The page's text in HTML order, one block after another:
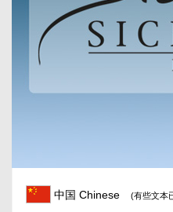
中国 Chinese (有些文本